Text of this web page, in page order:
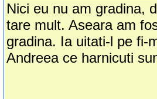
Nici eu nu am gradina,
tare mult. Aseara am
gradina. Ia uitati-l pe fi-
Andreea ce harnicuti